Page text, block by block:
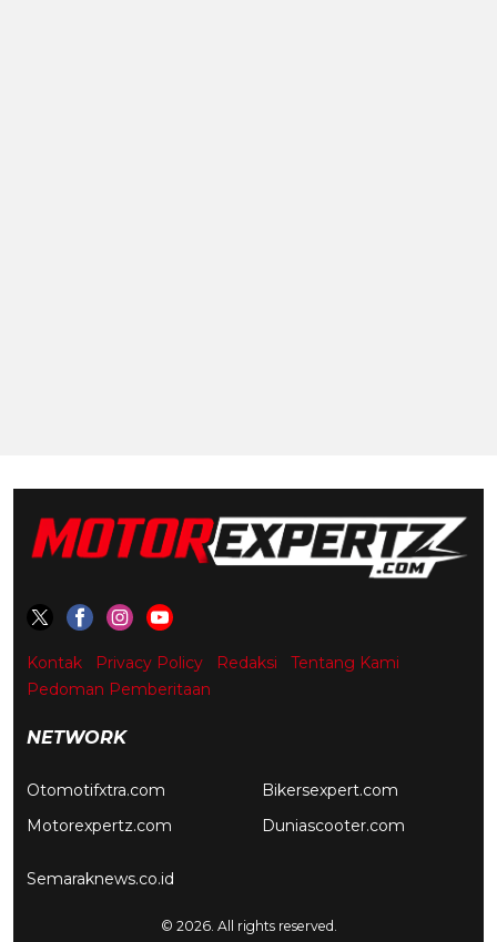
Kontak Privacy Policy Redaksi
Tentang Kami
Pedoman Pemberitaan
NETWORK
Otomotifxtra.com
Motorexpertz.com
Bikersexpert.com
Duniascooter.com
Semaraknews.co.id
© 2026. All rights reserved.